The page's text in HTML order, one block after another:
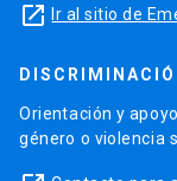
launch Ir al sitio de
Orientación y
género o violencia